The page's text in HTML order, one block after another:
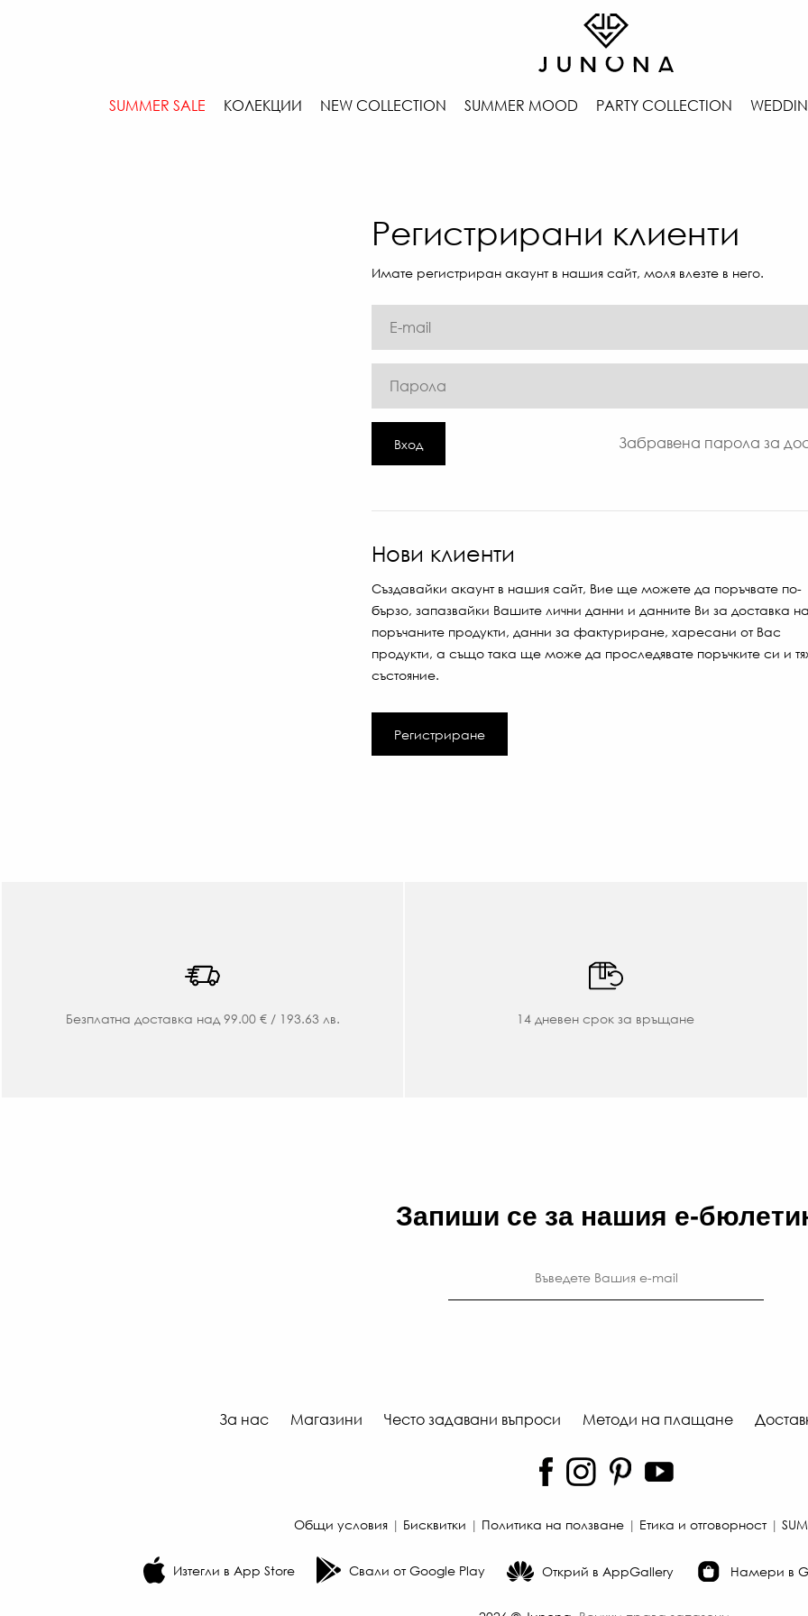
SUMMER SALE КОЛЕКЦИИ NEW COLLECTION SUMMER MOOD PARTY COLLECTION
Регистрирани клиенти
Имате регистриран акаунт в нашия сайт, моля влезте в него.
Вход Забравена парола за
Нови клиенти
Създавайки акаунт в нашия сайт, Вие ще можете да поръчвате по-
бързо, запазвайки Вашите лични данни и данните Ви за доставка на
поръчаните продукти, данни за фактуриране, харесани от Вас
продукти, а също така ще може да проследявате поръчките си и
състояние.
Регистриране
Безплатна доставка над 99.00 € / 193.63 лв. 14 дневен срок за връщане
Запиши се за нашия е-
За нас Магазини Често задавани въпроси Методи на плащане
Общи условия | Бисквитки | Политика на ползване | Етика и отговорност|
Изтегли в App Store Свали от Google Play Открий в AppGallery Намери в